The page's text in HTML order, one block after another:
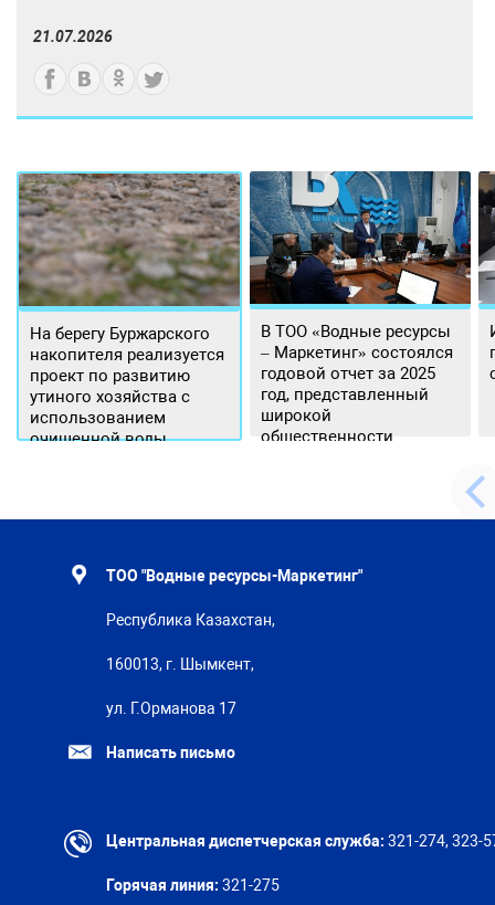
21.07.2026
На берегу Буржарского
накопителя реализуется
проект по развитию
утиного хозяйства с
использованием
очищенной воды
В ТОО «Водные ресурсы
– Маркетинг» состоялся
годовой отчет за 2025
год, представленный
широкой
общественности.
ТОО "Водные ресурсы-Маркетинг"
Республика Казахстан,
160013, г. Шымкент,
ул. Г.Орманова 17
Написать письмо
Центральная диспетчерская служба: 321-274, 323-
Горячая линия: 321-275